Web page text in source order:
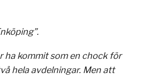
ha kommit som en chock för
hela avdelningar. Men att